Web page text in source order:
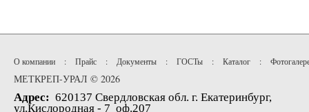
О компании : Прайс : Документы : ГОСТы : Каталог :
МЕТКРЕП-УРАЛ © 2026
Адрес: 620137 Свердловская обл. г. Екатеринбург,
ул.Кислородная - 7 оф.207